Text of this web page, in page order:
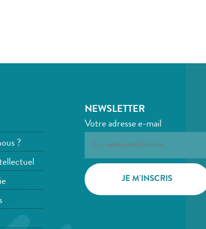
?
NEWSLETTER
Votre adresse e-mail